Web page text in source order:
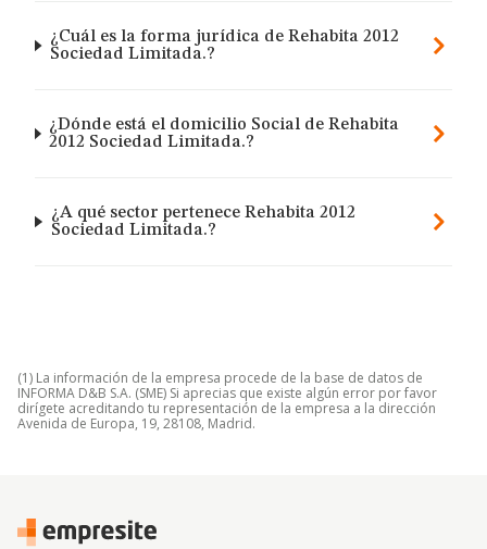
¿Cuál es la forma jurídica de Rehabita 2012
Sociedad Limitada.?
¿Dónde está el domicilio Social de Rehabita
2012 Sociedad Limitada.?
¿A qué sector pertenece Rehabita 2012
Sociedad Limitada.?
(1) La información de la empresa procede de la base de datos de
INFORMA D&B S.A. (SME) Si aprecias que existe algún error por favor
dirígete acreditando tu representación de la empresa a la dirección
Avenida de Europa, 19, 28108, Madrid.